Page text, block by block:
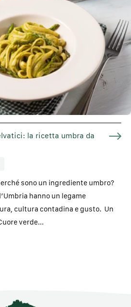
la ricetta umbra da
sono un ingrediente umbro?
hanno un legame
cultura contadina e gusto. Un
verde...